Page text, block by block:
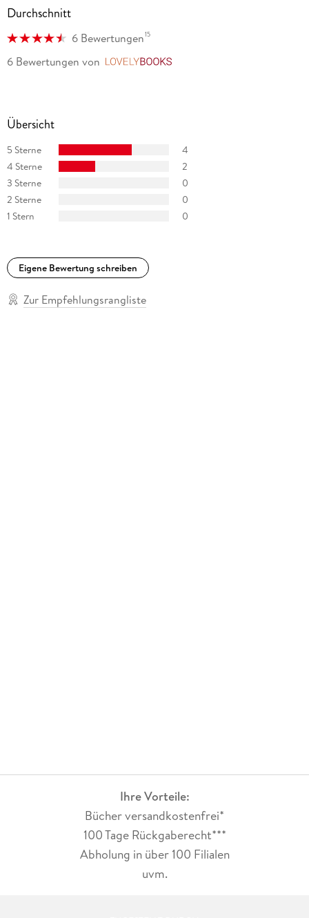
Durchschnitt
6 Bewertungen15
6 Bewertungen von
Übersicht
5 Sterne
4
4 Sterne
2
3 Sterne
0
2 Sterne
0
1 Stern
0
Eigene Bewertung schreiben
Zur Empfehlungsrangliste
Ihre Vorteile:
Bücher versandkostenfrei*
100 Tage Rückgaberecht***
Abholung in über 100 Filialen
uvm.